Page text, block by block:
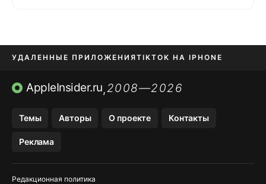
УДАЛЕННЫЕ ПРИЛОЖЕНИЯTIKTOK НА IPHONE
ПРИЛОЖЕНИЯ БЕЗ APP STORE
AppleInsider.ru,2008—2026
Темы Авторы О проекте Контакты
Реклама
Редакционная политика